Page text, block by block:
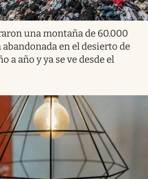
una montaña de 60.000
en el desierto de
a año y ya se ve desde el